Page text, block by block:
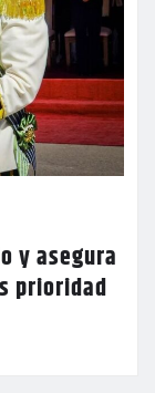
y asegura
prioridad